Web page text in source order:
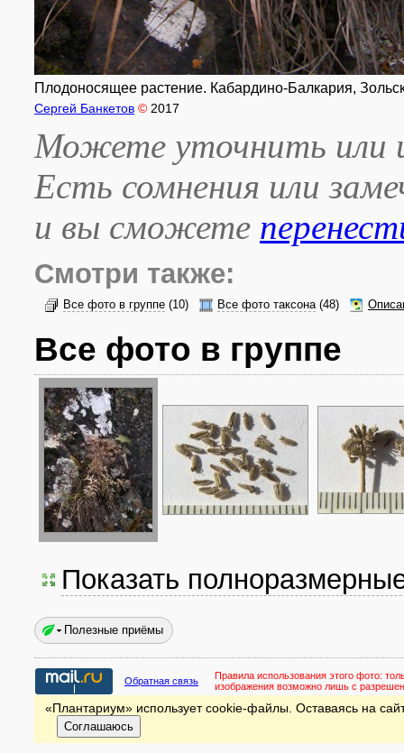
Плодоносящее растение. Кабардино-Балкария,
Сергей Банкетов © 2017
Можете уточнить или
Есть сомнения или
и вы сможете
Смотри также:
Все фото в группе (10) Все фото таксона(48)
Все фото в группе
Показать
Полезные приёмы
Обратная связь Правила использования этого фото:
изображения возможно лишь с
«Плантариум» использует cookie-файлы. Оставаясь на
Соглашаюсь